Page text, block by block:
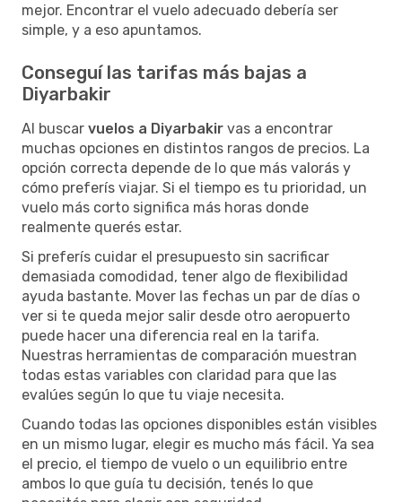
mejor. Encontrar el vuelo adecuado debería ser
simple, y a eso apuntamos.
Conseguí las tarifas más bajas a
Diyarbakir
Al buscar vuelos a Diyarbakir vas a encontrar
muchas opciones en distintos rangos de precios. La
opción correcta depende de lo que más valorás y
cómo preferís viajar. Si el tiempo es tu prioridad, un
vuelo más corto significa más horas donde
realmente querés estar.
Si preferís cuidar el presupuesto sin sacrificar
demasiada comodidad, tener algo de flexibilidad
ayuda bastante. Mover las fechas un par de días o
ver si te queda mejor salir desde otro aeropuerto
puede hacer una diferencia real en la tarifa.
Nuestras herramientas de comparación muestran
todas estas variables con claridad para que las
evalúes según lo que tu viaje necesita.
Cuando todas las opciones disponibles están visibles
en un mismo lugar, elegir es mucho más fácil. Ya sea
el precio, el tiempo de vuelo o un equilibrio entre
ambos lo que guía tu decisión, tenés lo que